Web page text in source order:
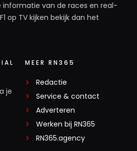
van de races en real-
op TV kijken bekijk dan het
je
MEER RN365
Redactie
Service & contact
Adverteren
Werken bij RN365
RN365.agency